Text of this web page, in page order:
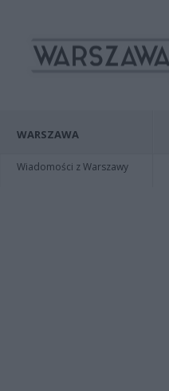
WARSZAWA
Wiadomości z Warszawy